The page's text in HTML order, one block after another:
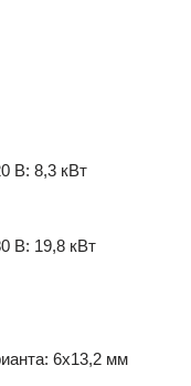
В: 8,3 кВт
В: 19,8 кВт
6х13,2 мм